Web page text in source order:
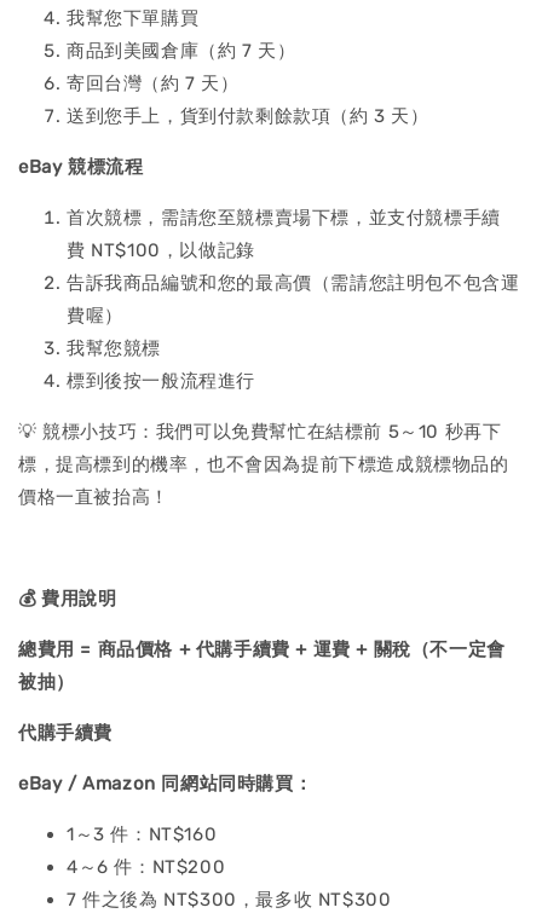
我幫您下單購買
商品到美國倉庫（約 7 天）
寄回台灣（約 7 天）
送到您手上，貨到付款剩餘款項（約 3 天）
eBay 競標流程
首次競標，需請您至競標賣場下標，並支付競標手續
費 NT$100，以做記錄
告訴我商品編號和您的最高價（需請您註明包不包含運
費喔）
我幫您競標
標到後按一般流程進行
💡 競標小技巧：我們可以免費幫忙在結標前 5～10 秒再下
標，提高標到的機率，也不會因為提前下標造成競標物品的
價格一直被抬高！
💰 費用說明
總費用 = 商品價格 + 代購手續費 + 運費 + 關稅（不一定會
被抽）
代購手續費
eBay / Amazon 同網站同時購買：
1～3 件：NT$160
4～6 件：NT$200
7 件之後為 NT$300，最多收 NT$300